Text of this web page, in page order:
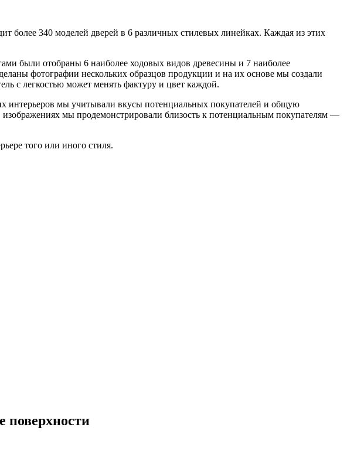
более 340 моделей дверей в 6 различных стилевых линейках. Каждая из этих
были отобраны 6 наиболее ходовых видов древесины и 7 наиболее
фотографии нескольких образцов продукции и на их основе мы создали
с легкостью может менять фактуру и цвет каждой.
интерьеров мы учитывали вкусы потенциальных покупателей и общую
мы продемонстрировали близость к потенциальным покупателям —
того или иного стиля.
поверхности